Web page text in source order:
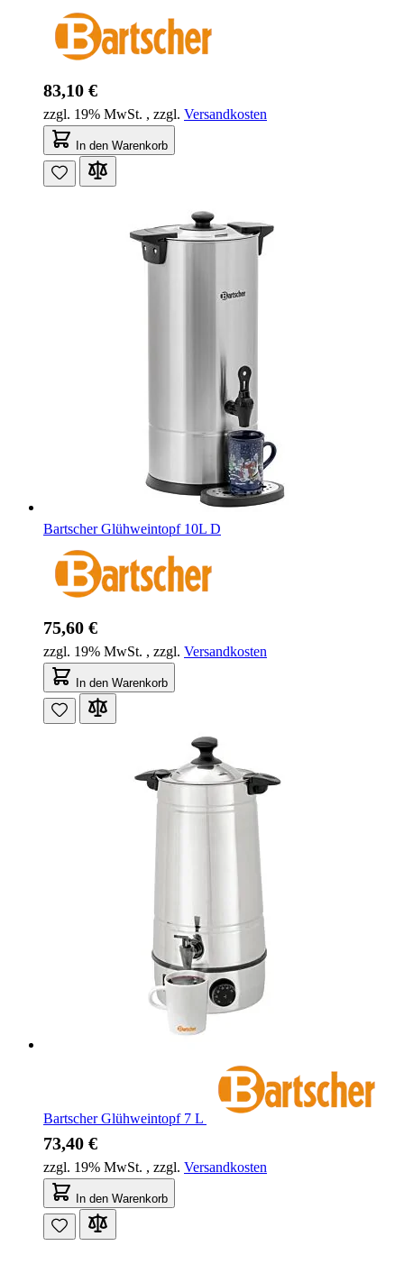
83,10 €
zzgl. 19% MwSt. , zzgl. Versandkosten
In den Warenkorb
Bartscher Glühweintopf 10L D
75,60 €
zzgl. 19% MwSt. , zzgl. Versandkosten
In den Warenkorb
Bartscher Glühweintopf 7 L
73,40 €
zzgl. 19% MwSt. , zzgl. Versandkosten
In den Warenkorb